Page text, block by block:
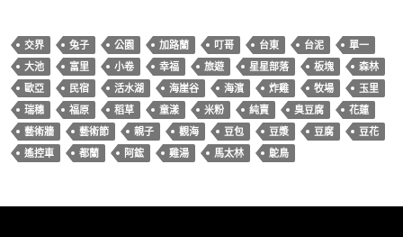
交界 兔子 公園 加路蘭 叮哥 台東 台泥
單一
大池
富里 小卷 幸福 旅遊 星星部落 板塊
森林
歐亞
民宿 活水湖 海崖谷 海濱 炸雞 牧場
玉里
瑞穗
福原 稻草 童漾 米粉 純賣 臭豆腐
花蓮
藝術牆
藝術節 親子 觀海 豆包 豆漿 豆腐
豆花
遙控車
都蘭 阿鋐 雞湯 馬太林 鴕鳥